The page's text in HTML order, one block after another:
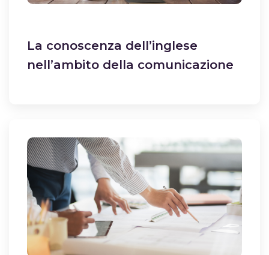
La conoscenza dell’inglese
nell’ambito della comunicazione